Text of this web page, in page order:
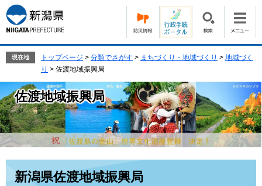
ー
ジ
の
で
す。
ニ
ュ
ー
ば
て
本
文
へ
現在地 トップページ > 分類でさがす > まちづくり・地域づくり > 地域づく
り > 佐渡地域振興局
佐渡地域振興局
新潟県佐渡地域振興局